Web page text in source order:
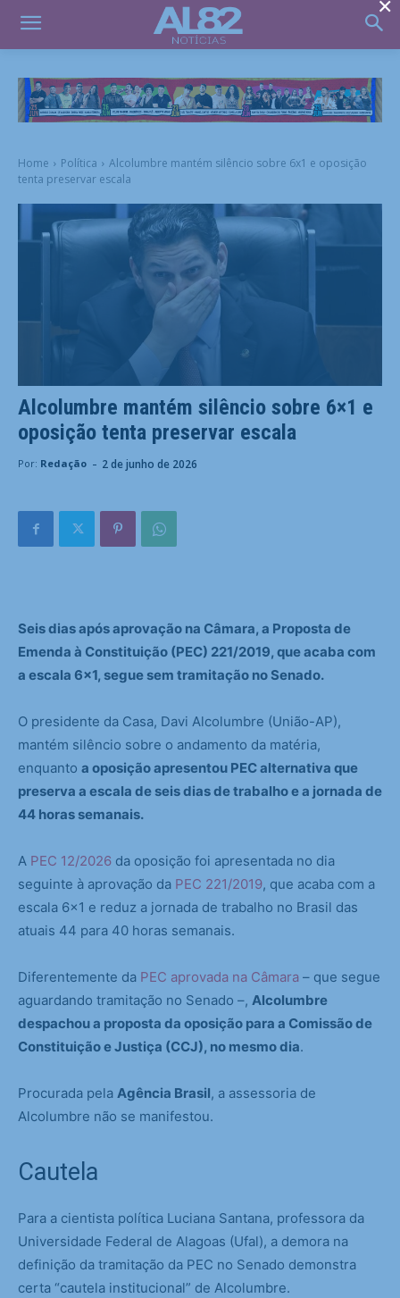
Home Política
Alcolumbre mantém silêncio sobre 6x1 e oposição
tenta preservar escala
Alcolumbre mantém silêncio sobre 6×1 e
oposição tenta preservar escala
Por: Redação - 2 de junho de 2026
Seis dias após aprovação na Câmara, a Proposta de
Emenda à Constituição (PEC) 221/2019, que acaba com
a escala 6×1, segue sem tramitação no Senado.
O presidente da Casa, Davi Alcolumbre (União-AP),
mantém silêncio sobre o andamento da matéria,
enquanto a oposição apresentou PEC alternativa que
preserva a escala de seis dias de trabalho e a jornada de
44 horas semanais.
A PEC 12/2026 da oposição foi apresentada no dia
seguinte à aprovação da PEC 221/2019, que acaba com a
escala 6×1 e reduz a jornada de trabalho no Brasil das
atuais 44 para 40 horas semanais.
Diferentemente da PEC aprovada na Câmara – que segue
aguardando tramitação no Senado –, Alcolumbre
despachou a proposta da oposição para a Comissão de
Constituição e Justiça (CCJ), no mesmo dia.
Procurada pela Agência Brasil, a assessoria de
Alcolumbre não se manifestou.
Cautela
Para a cientista política Luciana Santana, professora da
Universidade Federal de Alagoas (Ufal), a demora na
definição da tramitação da PEC no Senado demonstra
certa “cautela institucional” de Alcolumbre.